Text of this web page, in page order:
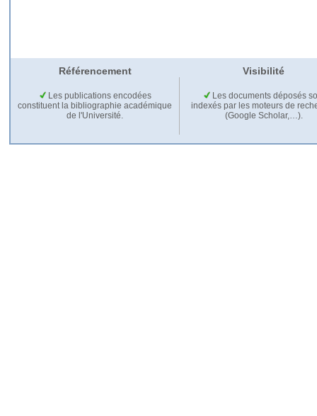
Référencement Visibilité
Les publications encodées
constituent la bibliographie académique
de l'Université.
Les documents déposés
indexés par les moteurs de
(Google Scholar,…).